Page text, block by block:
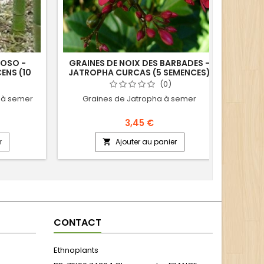
-
(10
semer
GRAINES DE NOIX DES BARBADES -
JATROPHA CURCAS (5 SEMENCES)
(0)
Graines de Jatropha à semer
3,45 €
 Ajouter au panier
CONTACT
Ethnoplants